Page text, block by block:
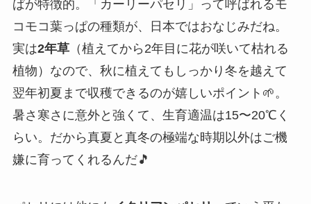
ぱが特徴的。「カーリーパセリ」って呼ばれるモ
コモコ葉っぱの種類が、日本ではおなじみだね。
実は2年草（植えてから2年目に花が咲いて枯れる
植物）なので、秋に植えてもしっかり冬を越えて
翌年初夏まで収穫できるのが嬉しいポイント🌱。
暑さ寒さに意外と強くて、生育適温は15〜20℃く
らい。だから真夏と真冬の極端な時期以外はご機
嫌に育ってくれるんだ🎵